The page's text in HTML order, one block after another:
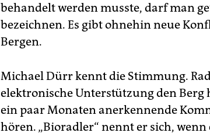
behandelt werden musste, darf man
bezeichnen. Es gibt ohnehin neue
Bergen.
Michael Dürr kennt die Stimmung.
elektronische Unterstützung den
ein paar Monaten anerkennende
hören. „Bioradler“ nennt er sich,